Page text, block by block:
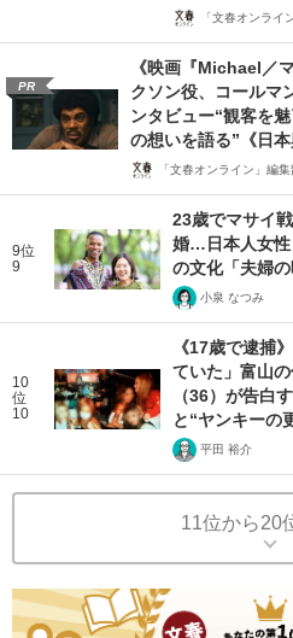
「文春オンライ
PR
《映画『Michael／
クソン役、コールマ
ンタビュー“観客を
の想いを語る”《日本
「文春オンライン」編集
9位
9
23歳でマサイ
婚…日本人女性
の文化「夫婦の
小泉 なつみ
10
位
10
《17歳で逮捕
ていた」富山
（36）が告白
と“ヤンキーの
平田 裕介
11位から20